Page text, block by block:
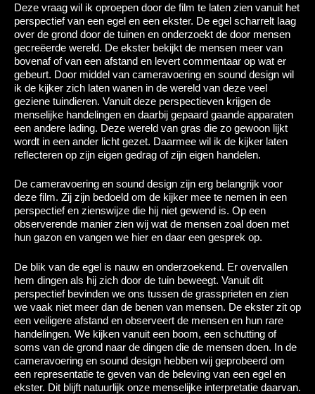
Deze vraag wil ik oproepen door de film te laten zien vanuit het
perspectief van een egel en een ekster. De egel scharrelt laag
over de grond door de tuinen en onderzoekt de door mensen
gecreëerde wereld. De ekster bekijkt de mensen meer van
bovenaf of van een afstand en levert commentaar op wat er
gebeurt. Door middel van cameravoering en sound design wil
ik de kijker zich laten wanen in de wereld van deze veel
geziene tuindieren. Vanuit deze perspectieven krijgen de
menselijke handelingen en daarbij gepaard gaande apparaten
een andere lading. Deze wereld van gras die zo gewoon lijkt
wordt in een ander licht gezet. Daarmee wil ik de kijker laten
reflecteren op zijn eigen gedrag of zijn eigen handelen.
De cameravoering en sound design zijn erg belangrijk voor
deze film. Zij zijn bedoeld om de kijker mee te nemen in een
perspectief en zienswijze die hij niet gewend is. Op een
observerende manier zien wij wat de mensen zoal doen met
hun gazon en vangen we hier en daar een gesprek op.
De blik van de egel is nauw en onderzoekend. Er overvallen
hem dingen als hij zich door de tuin beweegt. Vanuit dit
perspectief bevinden we ons tussen de grassprieten en zien
we vaak niet meer dan de benen van mensen. De ekster zit op
een veiligere afstand en observeert de mensen en hun rare
handelingen. We kijken vanuit een boom, een schutting of
soms van de grond naar de dingen die de mensen doen. In de
cameravoering en sound design hebben wij geprobeerd om
een representatie te geven van de beleving van een egel en
ekster. Dit blijft natuurlijk onze menselijke interpretatie daarvan.